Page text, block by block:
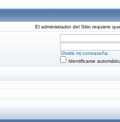
El administrador del Sitio requiere
Olvidé mi contraseña
Identificarse